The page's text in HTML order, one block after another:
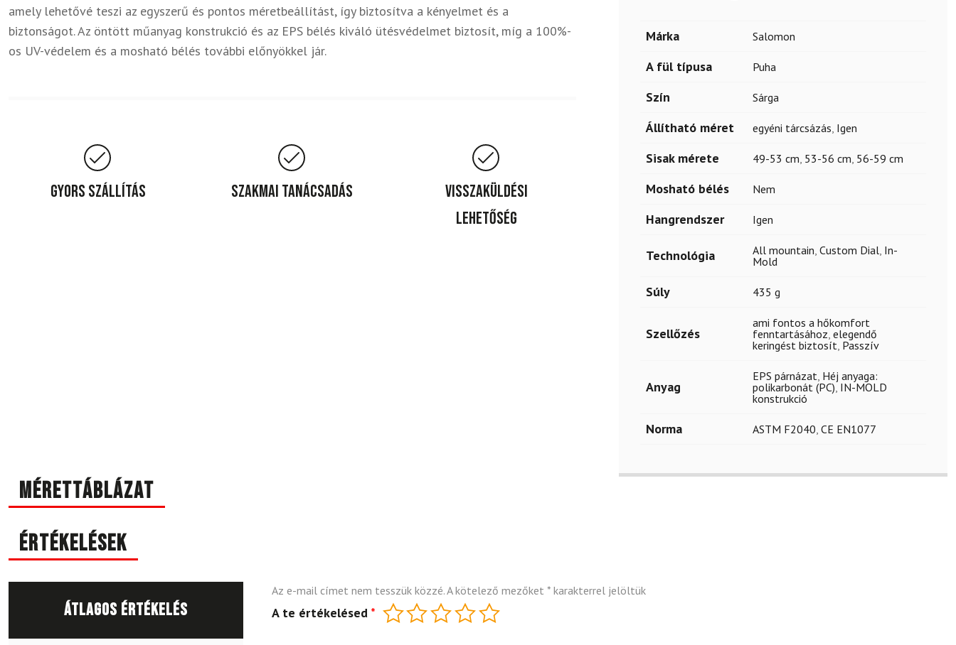
amely lehetővé teszi az egyszerű és pontos méretbeállítást, így biztosítva a kényelmet és a
biztonságot. Az öntött műanyag konstrukció és az EPS bélés kiváló ütésvédelmet biztosít, míg a 100%-
os UV-védelem és a mosható bélés további előnyökkel jár.
Gyors szállítás Szakmai tanácsadás
Visszaküldési
lehetőség
Márka Salomon
A fül típusa Puha
Szín Sárga
Állítható méret egyéni tárcsázás, Igen
Sisak mérete 49-53 cm, 53-56 cm, 56-59 cm
Mosható bélés Nem
Hangrendszer Igen
Technológia All mountain, Custom Dial, In-
Mold
Súly 435 g
Szellőzés
ami fontos a hőkomfort
fenntartásához, elegendő
keringést biztosít, Passzív
Anyag
EPS párnázat, Héj anyaga:
polikarbonát (PC), IN-MOLD
konstrukció
Norma ASTM F2040, CE EN1077
Mérettáblázat
Értékelések
Átlagos értékelés
Az e-mail címet nem tesszük közzé.A kötelező mezőket *karakterrel jelöltük
A te értékelésed *